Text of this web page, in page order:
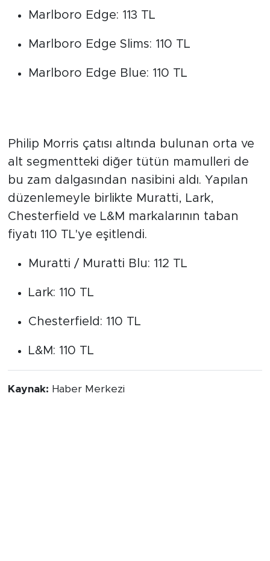
güncel liste şu şekilde netleşti:
Marlboro Red Long / Red / Touch: 115
Marlboro Edge: 113 TL
Marlboro Edge Slims: 110 TL
Marlboro Edge Blue: 110 TL
Muratti, Lark ve L&M
Markalarında Son Durum
Philip Morris çatısı altında bulunan orta ve
alt segmentteki diğer tütün mamulleri de
düzenlemeyle birlikte Muratti, Lark,
Muratti / Muratti Blu: 112 TL